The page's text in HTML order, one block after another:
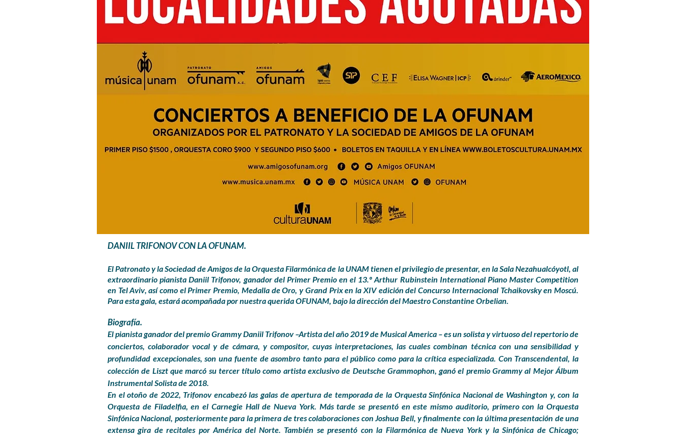
DANIIL TRIFONOV CON LA OFUNAM.
ElPatronato y la Sociedad de Amigos de la Orquesta Filarmónica de la UNAM tienen el privilegio de presentar, en la Sala Nezahualcóyotl, al
extraordinario pianista Daniil Trifonov, ganador del Primer Premio en el 13.º Arthur Rubinstein International Piano Master Competition
en Tel Aviv, así como el Primer Premio, Medalla de Oro, y Grand Prix en la XIV edición delConcurso Internacional Tchaikovskyen Moscú.
Para esta gala, estará acompañada por nuestra querida OFUNAM, bajo la dirección del Maestro Constantine Orbelian.
Biografía.
El pianista ganador del premio Grammy Daniil Trifonov –Artista del año 2019 de Musical America – es un solista y virtuoso del repertorio de
conciertos, colaborador vocal y de cámara, y compositor, cuyas interpretaciones, las cuales combinan técnica con una sensibilidad y
profundidad excepcionales, son una fuente de asombro tanto para el público como para la crítica especializada. Con Transcendental, la
colección de Liszt que marcó su tercer título como artista exclusivo de Deutsche Grammophon, ganó el premio Grammy al Mejor Álbum
Instrumental Solista de 2018.
En el otoño de 2022, Trifonov encabezó las galas de apertura de temporada de la Orquesta Sinfónica Nacional de Washington y, con la
Orquesta de Filadelfia, enel Carnegie Hall de Nueva York. Más tarde se presentó en este mismo auditorio, primero con la Orquesta
Sinfónica Nacional, posteriormente para la primera de tres colaboraciones con Joshua Bell, y finalmente con la última presentación de una
extensa gira de recitales por América del Norte. También se presentó con la Filarmónica de Nueva York y la Sinfónica de Chicago;